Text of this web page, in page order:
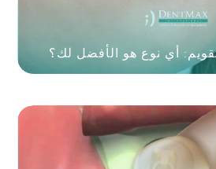
أي نوع هو الأفضل لك؟